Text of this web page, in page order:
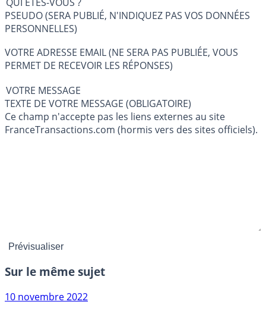
PSEUDO (SERA PUBLIÉ, N'INDIQUEZ PAS VOS DONNÉES
PERSONNELLES)
VOTRE ADRESSE EMAIL (NE SERA PAS PUBLIÉE, VOUS
PERMET DE RECEVOIR LES RÉPONSES)
VOTRE MESSAGE
TEXTE DE VOTRE MESSAGE (OBLIGATOIRE)
Ce champ n'accepte pas les liens externes au site
FranceTransactions.com (hormis vers des sites officiels).
Sur le même sujet